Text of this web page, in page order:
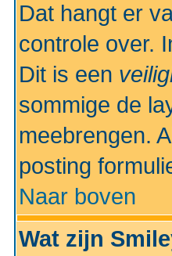
Dat hangt er
controle over.
Dit is een
sommige de
meebrengen.
posting
Naar boven
Wat zijn